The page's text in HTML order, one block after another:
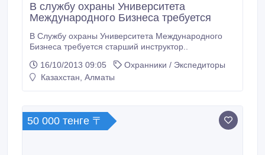
В службу охраны Университета
Международного Бизнеса требуется
В Службу охраны Университета Международного
Бизнеса требуется старший инструктор..
16/10/2013 09:05
Охранники / Экспедиторы
Казахстан, Алматы
50 000 тенге 〒